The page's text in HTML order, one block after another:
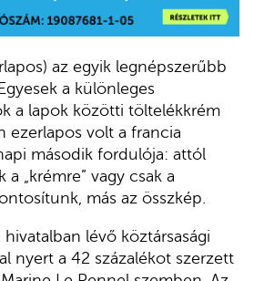
az egyik legnépszerűbb
a különleges
a lapok közötti töltelékkrém
ezerlapos volt a francia
második fordulója: attól
„krémre” vagy csak a
más az összkép.
lévő köztársasági
nyert a 42 százalékot szerzett